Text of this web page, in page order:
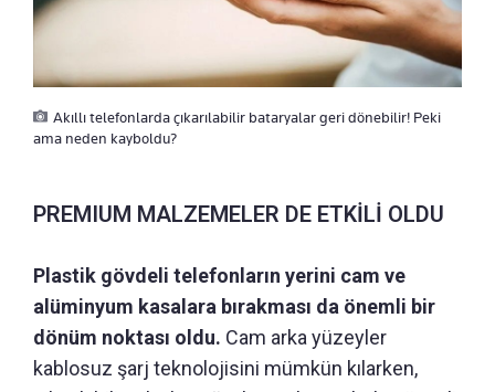
Akıllı telefonlarda çıkarılabilir bataryalar geri dönebilir! Peki
ama neden kayboldu?
PREMIUM MALZEMELER DE ETKİLİ OLDU
Plastik gövdeli telefonların yerini cam ve
alüminyum kasalara bırakması da önemli bir
dönüm noktası oldu. Cam arka yüzeyler
kablosuz şarj teknolojisini mümkün kılarken,